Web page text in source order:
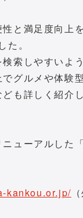
と満足度向上
。
索しやすいよ
グルメや体験
も詳しく紹介
ューアルした
kankou.or.jp/